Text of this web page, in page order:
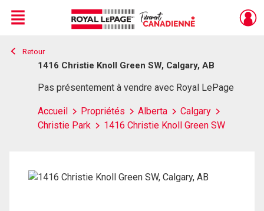
Live
En Direct
Menu
Retour
1416 Christie Knoll Green SW, Calgary, AB
Pas présentement à vendre avec Royal LePage
Accueil Propriétés Alberta
Calgary
Christie Park
1416 Christie Knoll Green SW